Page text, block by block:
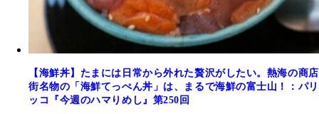
【海鮮丼】たまには日常から外れた贅沢がしたい。熱海の商店
街名物の「海鮮てっぺん丼」は、まるで海鮮の富士山！：パリ
ッコ『今週のハマりめし』第250回